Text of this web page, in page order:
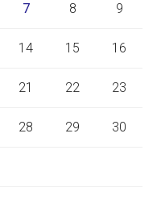
7 8 9
14 15 16
21 22 23
28 29 30